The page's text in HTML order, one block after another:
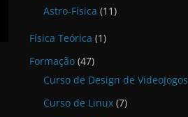
Astro-Física (11)
Física Teórica (1)
Formação (47)
Curso de Design de VideoJogos
Curso de Linux (7)